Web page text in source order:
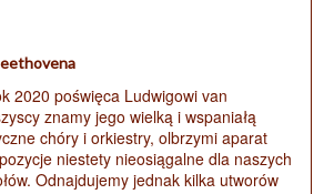
2020 poświęca Ludwigowi van
znamy jego wielką i wspaniałą
chóry i orkiestry, olbrzymi aparat
niestety nieosiągalne dla naszych
Odnajdujemy jednak kilka utworów